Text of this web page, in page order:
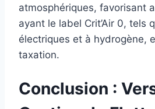
atmosphériques, favorisant
ayant le label Crit’Air 0, tels
électriques et à hydrogène,
taxation.
Conclusion :